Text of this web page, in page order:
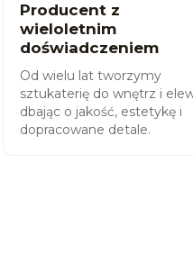
Producent z
wieloletnim
doświadczeniem
Od wielu lat tworzymy
sztukaterię do wnętrz i
dbając o jakość, estetykę i
dopracowane detale.